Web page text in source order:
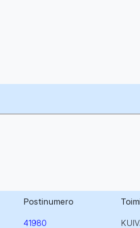
Postinumero
41980